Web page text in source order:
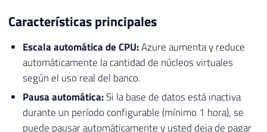
Características principales
Escala automática de CPU:Azure aumenta y reduce
automáticamente la cantidad de núcleos virtuales
según el uso real del banco.
Pausa automática:Si la base de datos está inactiva
durante un período configurable (mínimo 1 hora), se
puede pausar automáticamente y usted deja de pagar